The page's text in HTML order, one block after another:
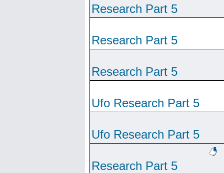
Research Part 5
Research Part 5
Research Part 5
Ufo Research Part 5
Ufo Research Part 5
Research Part 5